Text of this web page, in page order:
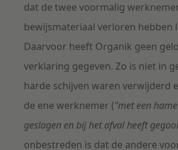
dat de twee voormalig
bewijsmateriaal verloren hebben
Daarvoor heeft Organik geen
verklaring gegeven. Zo is niet in
harde schijven waren verwijderd
de ene werknemer ("met een
geslagen en bij het afval heeft
onbestreden is dat de andere